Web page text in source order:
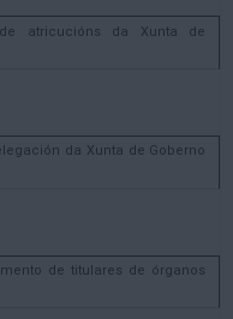
de atricucións da Xunta de
da Xunta de Goberno
de titulares de órganos